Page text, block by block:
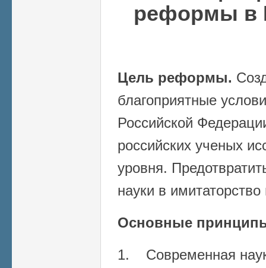
реформы в
Цель реформы.
благоприятные
Российской
российских ученых
уровня.
науки в
Основные
1. Современная